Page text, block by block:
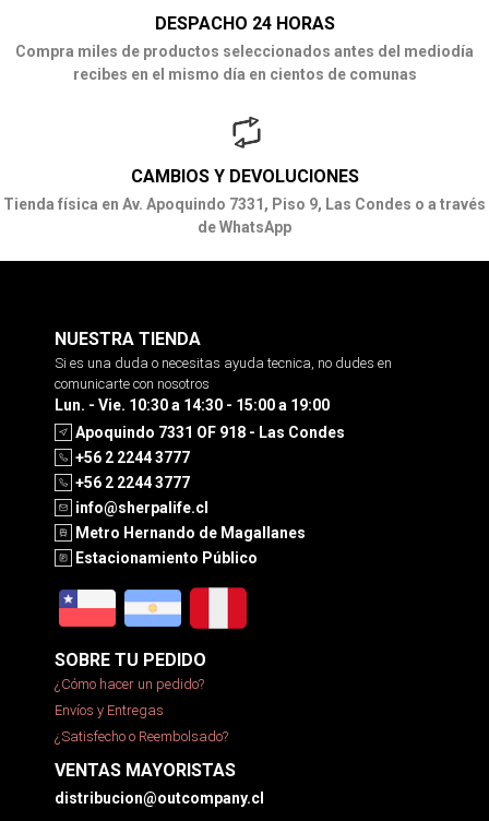
DESPACHO 24 HORAS
Compra miles de productos seleccionados antes del mediodía
recibes en el mismo día en cientos de comunas
CAMBIOS Y DEVOLUCIONES
Tienda física en Av. Apoquindo 7331, Piso 9, Las Condes o a través
de WhatsApp
NUESTRA TIENDA
Si es una duda o necesitas ayuda tecnica, no dudes en
comunicarte con nosotros
Lun. - Vie. 10:30 a 14:30 - 15:00 a 19:00
Apoquindo 7331 OF 918 - Las Condes
+56 2 2244 3777
+56 2 2244 3777
info@sherpalife.cl
Metro Hernando de Magallanes
Estacionamiento Público
SOBRE TU PEDIDO
¿Cómo hacer un pedido?
Envíos y Entregas
¿Satisfecho o Reembolsado?
VENTAS MAYORISTAS
distribucion@outcompany.cl